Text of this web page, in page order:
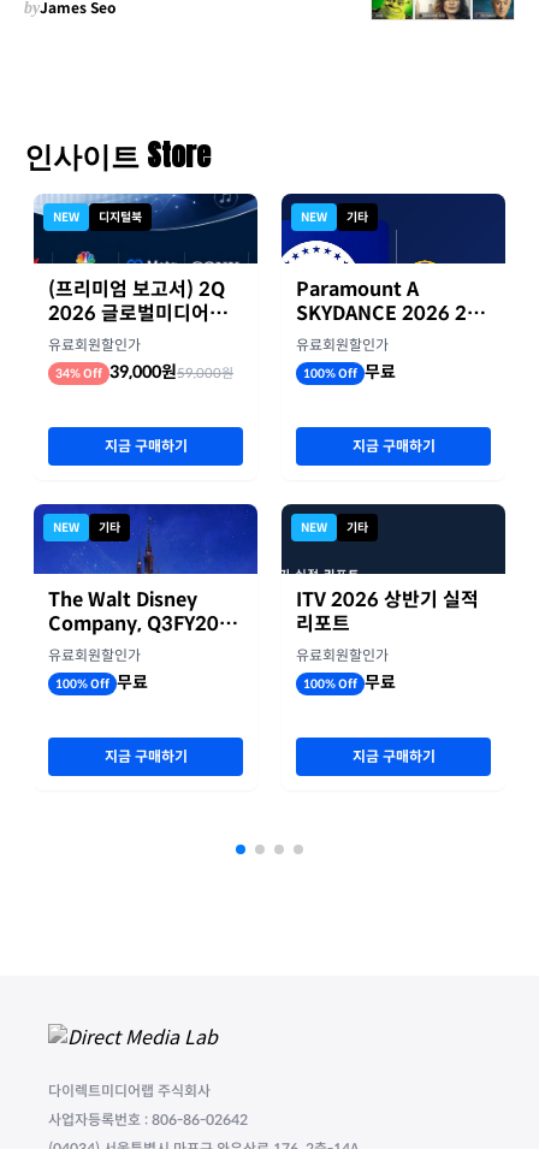
byJames Seo
인사이트 Store
NEW 디지털북
(프리미엄 보고서) 2Q
2026 글로벌미디어기
업 실적 종합 보고서
유료회원할인가
34% Off 39,000원59,000원
지금 구매하기
NEW 기타
The Walt Disney
Company, Q3FY2026
실적자료
유료회원할인가
100% Off 무료
지금 구매하기
NEW 기타
Paramount A
SKYDANCE 2026 2분
기 실적
유료회원할인가
100% Off 무료
지금 구매하기
NEW 기타
ITV 2026 상반기 실적
리포트
유료회원할인가
100% Off 무료
지금 구매하기
다이렉트미디어랩 주식회사
사업자등록번호 : 806-86-02642